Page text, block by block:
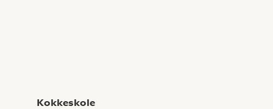
Kokkeskole